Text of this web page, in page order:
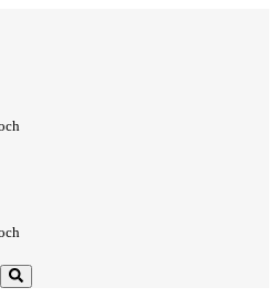
Search